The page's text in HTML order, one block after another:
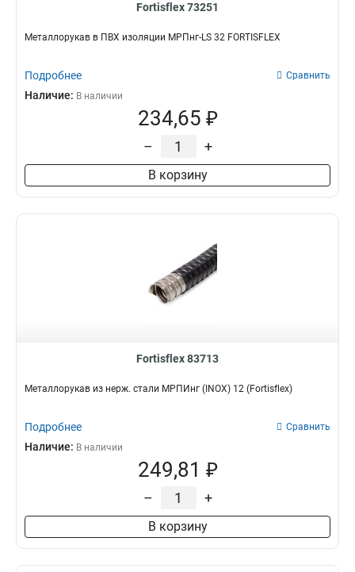
Fortisflex 73251
Металлорукав в ПВХ изоляции МРПнг-LS 32 FORTISFLEX
Подробнее Сравнить
Наличие: В наличии
234,65 ₽
– +
В корзину
Fortisflex 83713
Металлорукав из нерж. стали МРПИнг (INOX) 12 (Fortisflex)
Подробнее Сравнить
Наличие: В наличии
249,81 ₽
– +
В корзину